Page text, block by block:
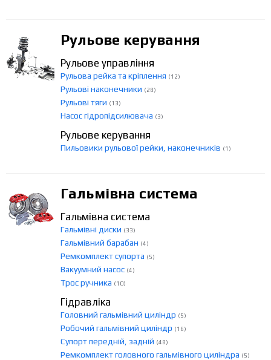
Рульове керування
Рульове управління
Рульова рейка та кріплення (12)
Рульові наконечники (28)
Рульові тяги (13)
Насос гідропідсилювача (3)
Рульове керування
Пильовики рульової рейки, наконечників (1)
Гальмівна система
Гальмівна система
Гальмівні диски (33)
Гальмівний барабан (4)
Ремкомплект супорта (5)
Вакуумний насос (4)
Трос ручника (10)
Гідравліка
Головний гальмівний циліндр (5)
Робочий гальмівний циліндр (16)
Супорт передній, задній (48)
Ремкомплект головного гальмівного циліндра (5)